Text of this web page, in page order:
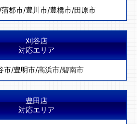
蒲郡市/豊川市/豊橋市/田原市
刈谷店
対応エリア
市/豊明市/高浜市/碧南市
豊田店
対応エリア